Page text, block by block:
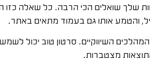
שואלים הכי הרבה. כל שאלה כזו
והטמע אותו גם בעמוד מתאים באתר.
השיווקיים. סרטון טוב יכול
מצטברות.